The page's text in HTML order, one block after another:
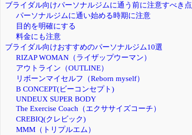
ブライダル向けパーソナルジムに通う前に注意すべき点
パーソナルジムに通い始める時期に注意
目的を明確にする
料金にも注意
ブライダル向けおすすめのパーソナルジム10選
RIZAP WOMAN（ライザップウーマン）
アウトライン（OUTLINE）
リボーンマイセルフ（Reborn myself）
B CONCEPT(ビーコンセプト)
UNDEUX SUPER BODY
The Exercise Coach（エクササイズコーチ）
CREBIQ(クレビック)
MMM（トリプルエム）